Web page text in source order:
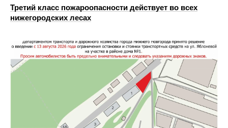
Третий класс пожароопасности действует во всех
нижегородских лесах